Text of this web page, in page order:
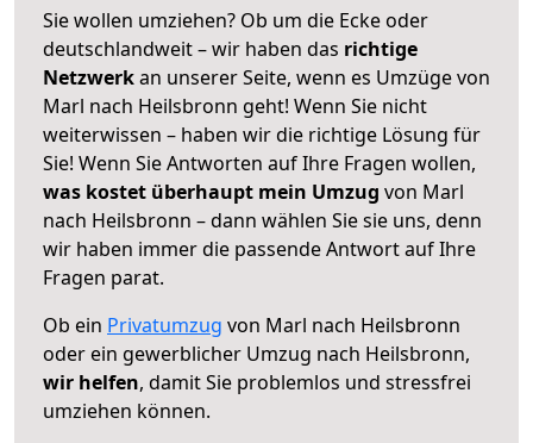
Sie wollen umziehen? Ob um die Ecke oder
deutschlandweit – wir haben das richtige
Netzwerkan unserer Seite, wenn es Umzüge von
Marl nach Heilsbronn geht! Wenn Sie nicht
weiterwissen – haben wir die richtige Lösung für
Sie! Wenn Sie Antworten auf Ihre Fragen wollen,
was kostet überhaupt mein Umzug von Marl
nach Heilsbronn – dann wählen Sie sie uns, denn
wir haben immer die passende Antwort auf Ihre
Fragen parat.
Ob ein Privatumzug von Marl nach Heilsbronn
oder ein gewerblicher Umzug nach Heilsbronn,
wir helfen, damit Sie problemlos und stressfrei
umziehen können.